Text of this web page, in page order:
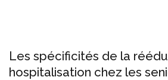
Les spécificités de la
hospitalisation chez les